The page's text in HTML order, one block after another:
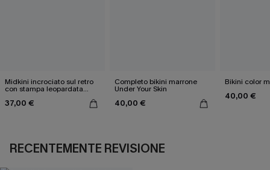
Midkini incrociato sul retro
con stampa leopardata
37,00 €
Completo bikini marrone
Under Your Skin
40,00 €
Bikini color
40,00 €
RECENTEMENTE REVISIONE